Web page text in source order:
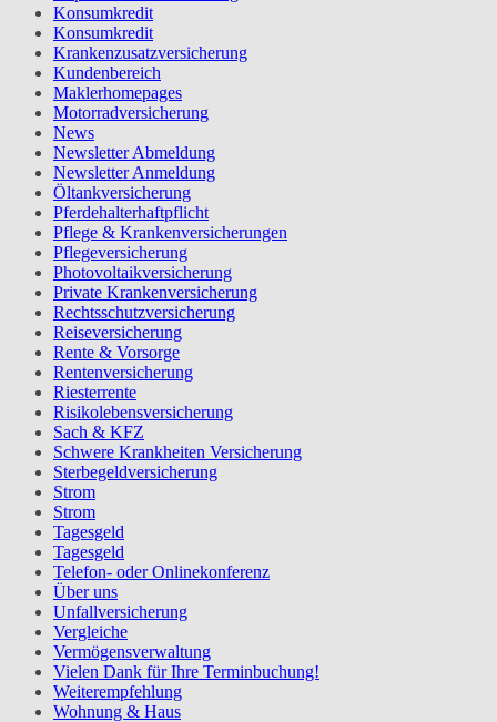
Konsumkredit
Konsumkredit
Krankenzusatzversicherung
Kundenbereich
Maklerhomepages
Motorradversicherung
News
Newsletter Abmeldung
Newsletter Anmeldung
Öltankversicherung
Pferdehalterhaftpflicht
Pflege & Krankenversicherungen
Pflegeversicherung
Photovoltaikversicherung
Private Krankenversicherung
Rechtsschutzversicherung
Reiseversicherung
Rente & Vorsorge
Rentenversicherung
Riesterrente
Risikolebensversicherung
Sach & KFZ
Schwere Krankheiten Versicherung
Sterbegeldversicherung
Strom
Strom
Tagesgeld
Tagesgeld
Telefon- oder Onlinekonferenz
Über uns
Unfallversicherung
Vergleiche
Vermögensverwaltung
Vielen Dank für Ihre Terminbuchung!
Weiterempfehlung
Wohnung & Haus